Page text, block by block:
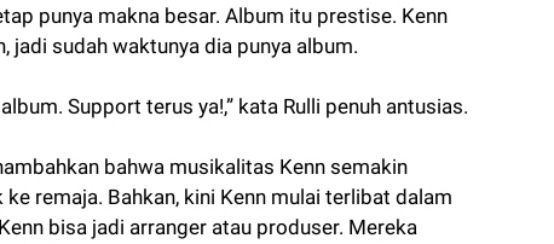
punya makna besar. Album itu prestise. Kenn
jadi sudah waktunya dia punya album.
Support terus ya!,” kata Rulli penuh antusias.
bahwa musikalitas Kenn semakin
remaja. Bahkan, kini Kenn mulai terlibat dalam
bisa jadi arranger atau produser. Mereka